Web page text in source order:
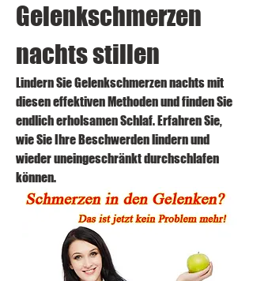
Gelenkschmerzen
nachts stillen
Lindern Sie Gelenkschmerzen nachts mit
diesen effektiven Methoden und finden Sie
endlich erholsamen Schlaf. Erfahren Sie,
wie Sie Ihre Beschwerden lindern und
wieder uneingeschränkt durchschlafen
können.